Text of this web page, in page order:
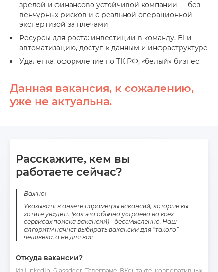
зрелой и финансово устойчивой компании — без
венчурных рисков и с реальной операционной
экспертизой за плечами
Ресурсы для роста: инвестиции в команду, BI и
автоматизацию, доступ к данным и инфраструктуре
Удаленка, оформление по ТК РФ, «белый» бизнес
Данная вакансия, к сожалению,
уже не актуальна.
Расскажите, кем вы
работаете сейчас?
Важно!
Указывать в анкете параметры вакансий, которые вы
хотите увидеть (как это обычно устроено во всех
сервисах поиска вакансий) - бессмысленно. Наш
алгоритм начнет выбирать вакансии для “такого”
человека, а не для вас.
Откуда вакансии?
Из LinkedIn, Glassdoor, Телеграме, ВКонтакте, корпоративных